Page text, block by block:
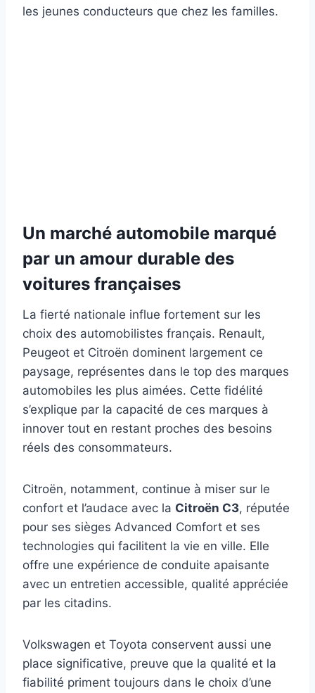
les jeunes conducteurs que chez les familles.
Un marché automobile marqué
par un amour durable des
voitures françaises
La fierté nationale influe fortement sur les
choix des automobilistes français. Renault,
Peugeot et Citroën dominent largement ce
paysage, représentes dans le top des marques
automobiles les plus aimées. Cette fidélité
s’explique par la capacité de ces marques à
innover tout en restant proches des besoins
réels des consommateurs.
Citroën, notamment, continue à miser sur le
confort et l’audace avec la Citroën C3, réputée
pour ses sièges Advanced Comfort et ses
technologies qui facilitent la vie en ville. Elle
offre une expérience de conduite apaisante
avec un entretien accessible, qualité appréciée
par les citadins.
Volkswagen et Toyota conservent aussi une
place significative, preuve que la qualité et la
fiabilité priment toujours dans le choix d’une